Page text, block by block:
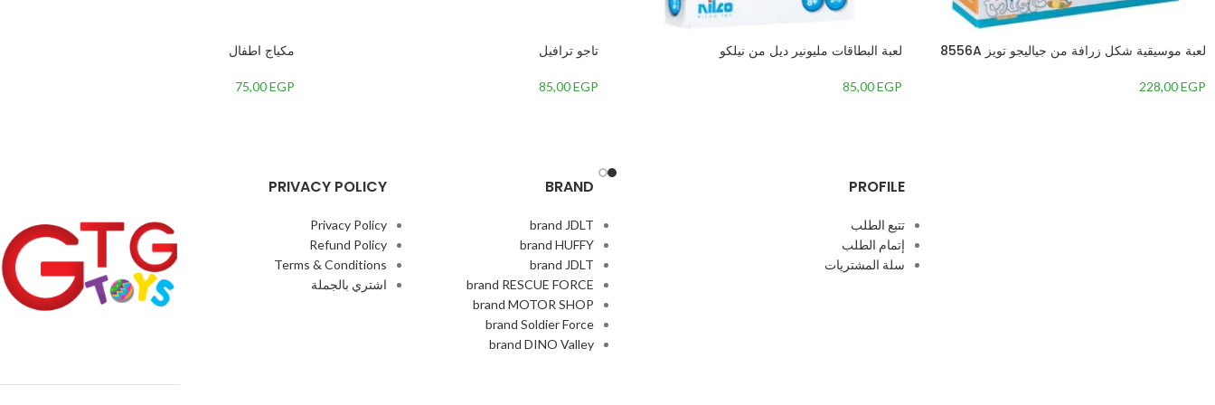
لعبة موسيقية شكل زرافة من جياليجو تويز 8556A
228,00EGP
لعبة البطاقات مليونير ديل من نيلكو
85,00EGP
تاجو ترافيل
85,00EGP
مكياج اطفال
75,00EGP
PROFILE
تتبع الطلب
إتمام الطلب
سلة المشتريات
BRAND
brand JDLT
brand HUFFY
brand JDLT
brand RESCUE FORCE
brand MOTOR SHOP
brand Soldier Force
brand DINO Valley
PRIVACY POLICY
Privacy Policy
Refund Policy
Terms & Conditions
اشتري بالجملة